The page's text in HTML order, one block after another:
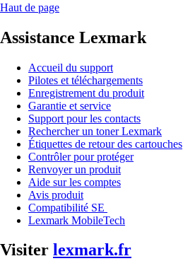
Haut de page
Assistance Lexmark
Accueil du support
Pilotes et téléchargements
Enregistrement du produit
Garantie et service
Support pour les contacts
Rechercher un toner Lexmark
Étiquettes de retour des cartouches
Contrôler pour protéger
Renvoyer un produit
Aide sur les comptes
Avis produit
Compatibilité SE
Lexmark MobileTech
Visiter lexmark.fr